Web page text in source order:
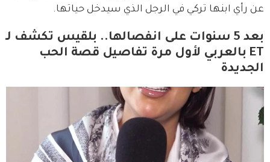
عن رأي ابنها تركي في الرجل الذي سيدخل حياتها.
بعد 5 سنوات على انفصالها.. بلقيس تكشف لـ
ET بالعربي لأول مرة تفاصيل قصة الحب
الجديدة